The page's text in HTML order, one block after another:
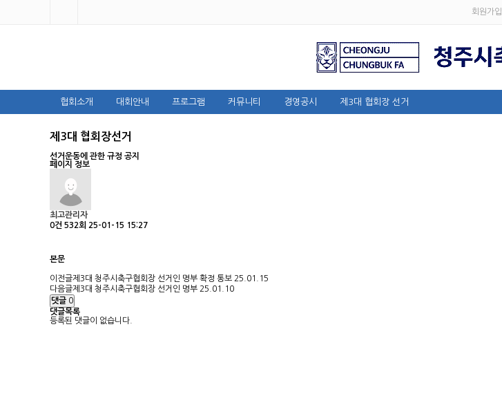
회원가입
협회소개 대회안내 프로그램 커뮤니티 경영공시 제3대 협회장 선거
제3대 협회장선거
선거운동에 관한 규정 공지
페이지 정보
최고관리자
0건 532회 25-01-15 15:27
본문
이전글제3대 청주시축구협회장 선거인 명부 확정 통보 25.01.15
다음글제3대 청주시축구협회장 선거인 명부 25.01.10
댓글 0
댓글목록
등록된 댓글이 없습니다.